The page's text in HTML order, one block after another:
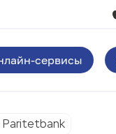
сервисы